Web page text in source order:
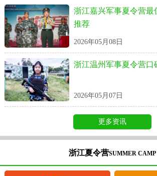
浙江嘉兴军事夏令营最
推荐
2026年05月08日
浙江温州军事夏令营口
2026年05月07日
更多资讯
浙江夏令营SUMMER CAMP